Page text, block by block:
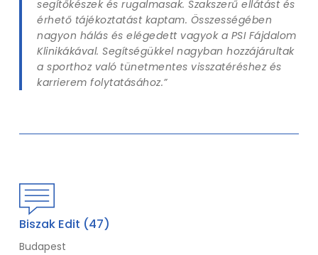
segítőkészek és rugalmasak. Szakszerű ellátást és
érhető tájékoztatást kaptam. Összességében
nagyon hálás és elégedett vagyok a PSI Fájdalom
Klinikákával. Segítségükkel nagyban hozzájárultak
a sporthoz való tünetmentes visszatéréshez és
karrierem folytatásához.”
Biszak Edit (47)
Budapest